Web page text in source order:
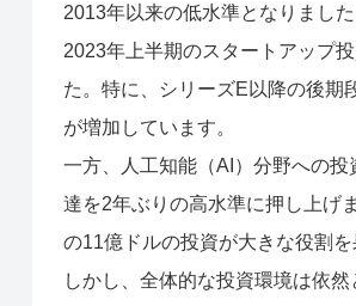
2013年以来の低水準となりました
2023年上半期のスタートアップ
た。特に、シリーズE以降の後期
が増加しています。
一方、人工知能（AI）分野への
達を2年ぶりの高水準に押し上げ
の11億ドルの投資が大きな役割を
しかし、全体的な投資環境は依